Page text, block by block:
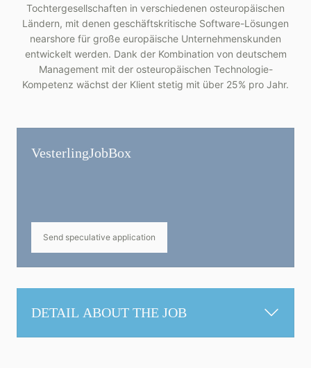
Tochtergesellschaften in verschiedenen osteuropäischen
Ländern, mit denen geschäftskritische Software-Lösungen
nearshore für große europäische Unternehmenskunden
entwickelt werden. Dank der Kombination von deutschem
Management mit der osteuropäischen Technologie-
Kompetenz wächst der Klient stetig mit über 25% pro Jahr.
Vesterling­JobBox
Send speculative application
DETAIL ABOUT THE JOB